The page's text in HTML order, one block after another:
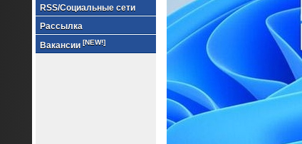
RSS/Социальные сети
Рассылка
Вакансии [NEW!]